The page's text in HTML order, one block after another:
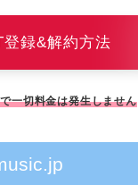
登録&解約方法
一切料金は発生しません